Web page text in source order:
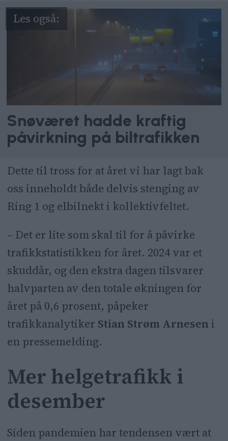
Snøværet hadde kraftig
påvirkning på biltrafikken
Dette til tross for at året vi har lagt bak
oss inneholdt både delvis stenging av
Ring 1 og elbilnekt i kollektivfeltet.
– Det er lite som skal til for å påvirke
trafikkstatistikken for året. 2024 var et
skuddår, og den ekstra dagen tilsvarer
halvparten av den totale økningen for
året på 0,6 prosent, påpeker
trafikkanalytiker Stian Strøm Arnesen i
en pressemelding.
Mer helgetrafikk i
desember
Siden pandemien har tendensen vært at